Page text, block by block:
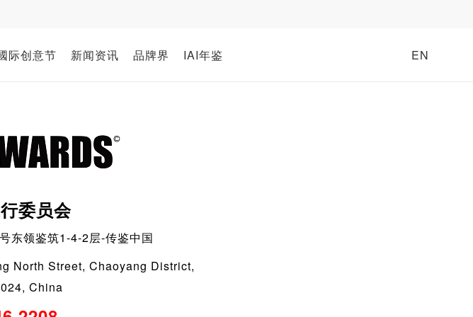
际创意节 新闻资讯 品牌界 IAI年鉴 EN
委员会
东领鉴筑1-4-2层-传鉴中国
North Street, Chaoyang District,
China